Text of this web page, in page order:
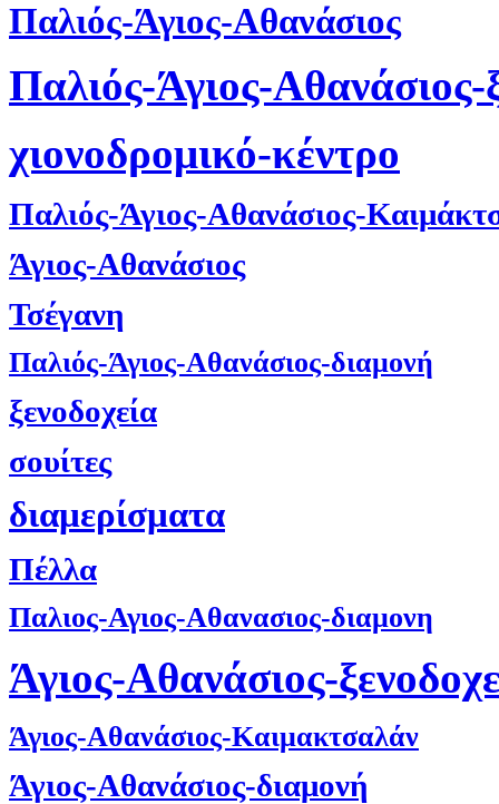
Παλιός-Άγιος-Αθανάσιος
Παλιός-Άγιος-Αθανάσιος-
χιονοδρομικό-κέντρο
Παλιός-Άγιος-Αθανάσιος-
Άγιος-Αθανάσιος
Τσέγανη
Παλιός-Άγιος-Αθανάσιος-διαμονή
ξενοδοχεία
σουίτες
διαμερίσματα
Πέλλα
Παλιος-Αγιος-Αθανασιος-διαμονη
Άγιος-Αθανάσιος-
Άγιος-Αθανάσιος-Καιμακτσαλάν
Άγιος-Αθανάσιος-διαμονή